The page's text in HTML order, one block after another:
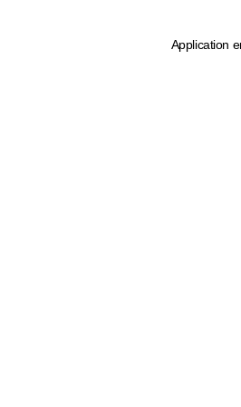
Application